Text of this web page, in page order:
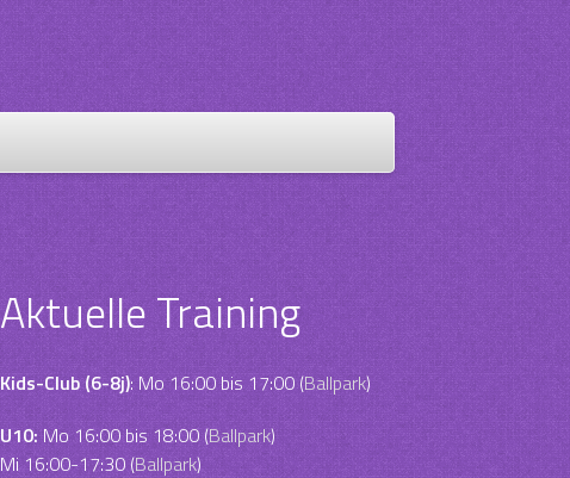
Aktuelle Training
Kids-Club (6-8j): Mo 16:00 bis 17:00 (Ballpark)
U10:Mo 16:00 bis 18:00 (Ballpark)
Mi 16:00-17:30 (Ballpark)